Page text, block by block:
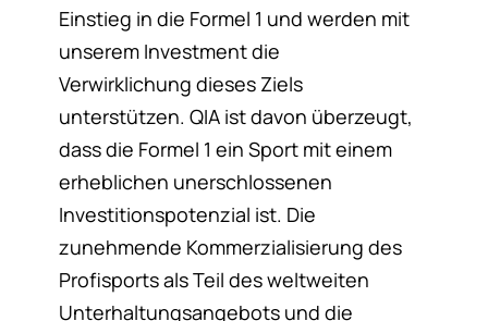
Einstieg in die Formel 1 und werden mit
unserem Investment die
Verwirklichung dieses Ziels
unterstützen. QIA ist davon überzeugt,
dass die Formel 1 ein Sport mit einem
erheblichen unerschlossenen
Investitionspotenzial ist. Die
zunehmende Kommerzialisierung des
Profisports als Teil des weltweiten
Unterhaltungsangebots und die